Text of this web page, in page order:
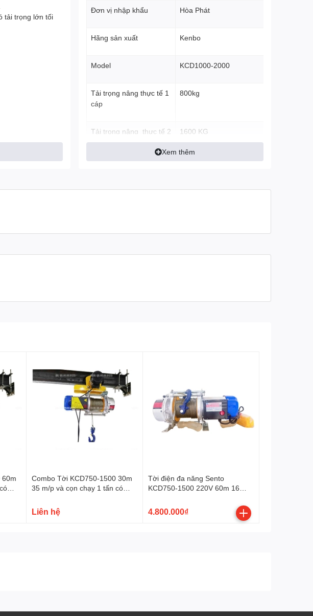
tải trọng lớn tối
Đơn vị nhập khẩu Hòa Phát
Hãng sản xuất Kenbo
Model KCD1000-2000
Tải trọng nâng thực tế 1
cáp
800kg
Tải trọng nâng thực tế 2
cáp
1600 KG
Điện áp 380V - 3 Phase
Lưu ý Tra dầu cầu: 1.5 Lít trước khi sử dụng
Xem thêm
60m
Combo Tời KCD750-1500 30m
35 m/p và cọn chạy 1 tấn có
Liên hệ
Tời điện đa năng Sento
KCD750-1500 220V 60m 16
4.800.000₫